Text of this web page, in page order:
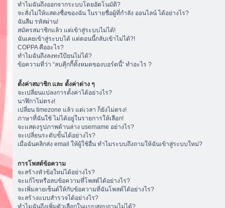
ทำไมฉันถึงออกจากระบบโดยอัตโนมัติ?
จะสั่งไม่ให้แสดงชื่อของฉัน ในรายชื่อผู้ที่กำลัง ออนไลน์ ได้อย่างไร?
ฉันลืม รหัสผ่าน!
สมัครสมาชิกแล้ว แต่เข้าสู่ระบบไม่ได้!
ฉันเคยเข้าสู่ระบบได้ แต่ตอนนี้กลับเข้าไม่ได้?!
COPPA คืออะไร?
ทำไมฉันถึงลงทะเีบียนไม่ได้?
ข้อความที่ว่า “ลบคุีกกี้ทั้งหมดของบอร์ดนี้” ทำอะไร ?
ตั้งค่าสมาชิก และ ตั้งค่าต่าง ๆ
จะเปลี่ยนแปลงการตั้งค่าได้อย่างไร?
นาฬิกาไม่ตรง!
เปลี่ยน timezone แล้ว แต่เวลา ก็ยังไม่ตรง!
ภาษาที่ฉันใช้ ไม่ได้อยู่ในรายการให้เลือก!
จะแสดงรูปภาพด้านล่าง username อย่างไร?
จะเปลี่ยนระดับขั้นได้อย่างไร?
เมื่อฉันคลิกส่ง email ให้ผู้ใช้อื่น ทำไมระบบถึงถามให้ฉันเข้าสู่ระบบใหม่?
การโพสต์ข้อความ
จะสร้างหัวข้อใหม่ได้อย่างไร?
จะแก้ไขหรือลบข้อความที่โพสต์ได้อย่างไร?
จะเพิ่มลายเซ็นต์ให้กับข้อความที่ฉันโพสต์ได้อย่างไร?
จะสร้างแบบสำรวจได้อย่างไร?
ทำไมฉันถึงเพิ่มตัวเลือกในแบบสอบถามไม่ได้?